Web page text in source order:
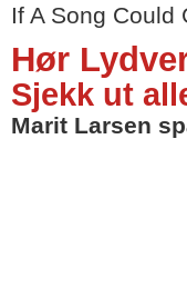
If A Song Could
Hør
Sjekk ut
Marit Larsen